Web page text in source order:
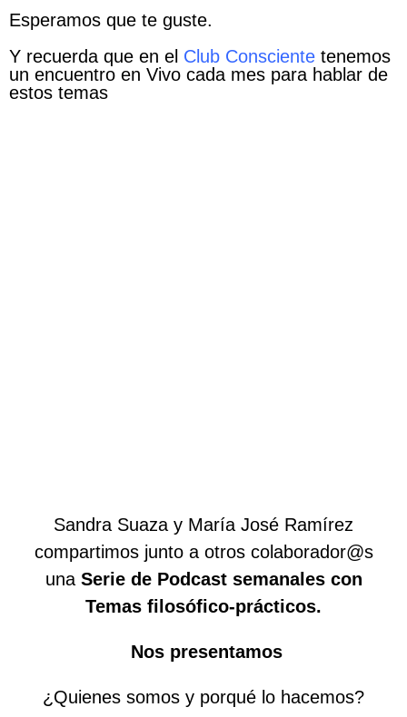
Esperamos que te guste.
Y recuerda que en el Club Consciente tenemos
un encuentro en Vivo cada mes para hablar de
estos temas
Sandra Suaza y María José Ramírez
compartimos junto a otros colaborador@s
una Serie de Podcast semanales con
Temas filosófico-prácticos.
Nos presentamos
¿Quienes somos y porqué lo hacemos?